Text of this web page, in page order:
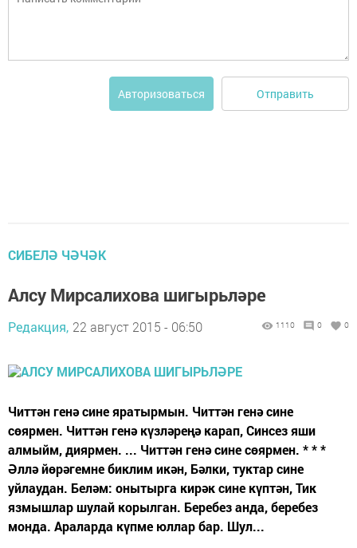
Авторизоваться Отправить
СИБЕЛӘ ЧӘЧӘК
Алсу Мирсалихова шигырьләре
Редакция, 22 август 2015 - 06:50 1110 0 0
Читтән генә сине яратырмын. Читтән генә сине
сөярмен. Читтән генә күзләреңә карап, Синсез яши
алмыйм, диярмен. ... Читтән генә сине сөярмен. * * *
Әллә йөрәгемне биклим икән, Бәлки, туктар сине
уйлаудан. Беләм: онытырга кирәк сине күптән, Тик
язмышлар шулай корылган. Беребез анда, беребез
монда. Араларда күпме юллар бар. Шул...